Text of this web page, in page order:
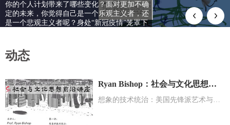
你的个人计划带来了哪些变化？面对更加不确
定的未来，你觉得自己是一个乐观主义者，还
是一个悲观主义者呢？身处“新冠疫情”笼罩下
时代”的准备？
动态
Ryan Bishop：社会与文化思想前沿系列讲座
想象的技术统治：美国先锋派艺术与军工复合体的合作；技术、时间与国际合作项目：斯蒂格勒的思想